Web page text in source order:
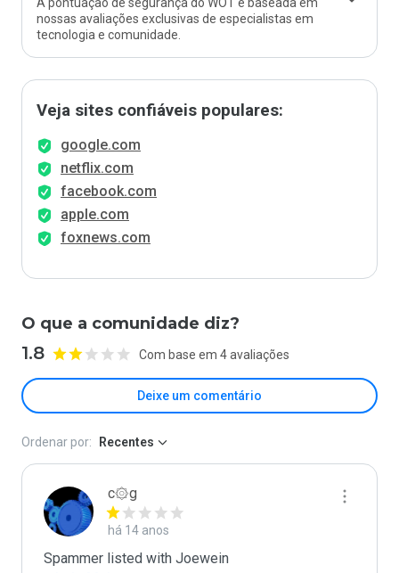
nossas avaliações exclusivas de especialistas em
tecnologia e comunidade.
Veja sites confiáveis populares:
google.com
netflix.com
facebook.com
apple.com
foxnews.com
O que a comunidade diz?
1.8 Com base em 4 avaliações
Deixe um comentário
Ordenar por: Recentes
c۞g
há 14 anos